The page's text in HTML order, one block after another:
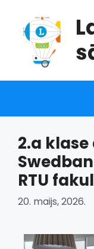
saturu
2.a
RTU
20. maijs, 2026.